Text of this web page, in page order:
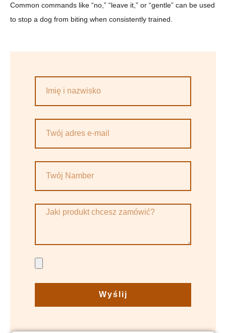
Common commands like “no,” “leave it,” or “gentle” can be used
to stop a dog from biting when consistently trained.
Wyślij